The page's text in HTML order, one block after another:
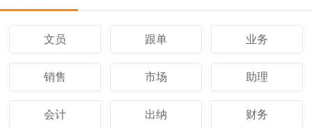
文员 跟单 业务
销售 市场 助理
会计 出纳 财务